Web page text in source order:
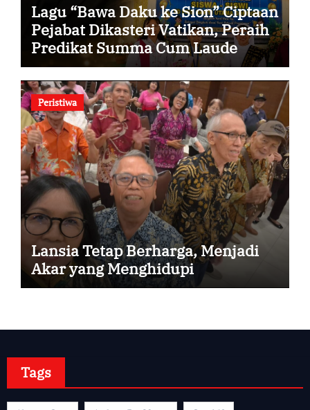
Lagu “Bawa Daku ke Sion” Ciptaan
Pejabat Dikasteri Vatikan, Peraih
Predikat Summa Cum Laude
Peristiwa
Lansia Tetap Berharga, Menjadi
Akar yang Menghidupi
Tags